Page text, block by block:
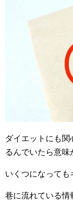
ダイエットにも
るんでいたら意味
いくつになっても
巷に流れている情